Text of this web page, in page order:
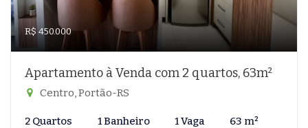
R$ 450.000
Apartamento à Venda com 2 quartos, 63m²
Centro, Portão-RS
2 Quartos 1 Banheiro 1 Vaga 63 m²